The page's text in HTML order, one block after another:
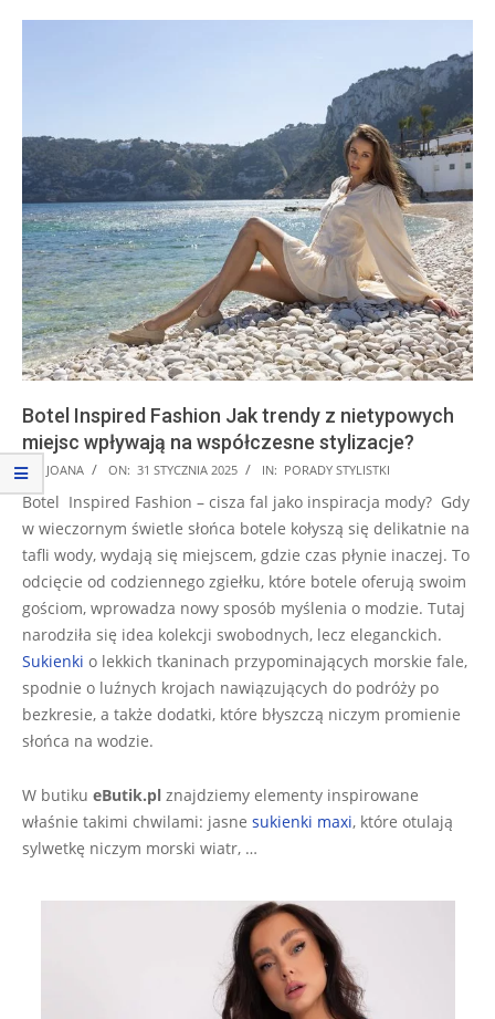
Botel Inspired Fashion Jak trendy z nietypowych
miejsc wpływają na współczesne stylizacje?
2025-
01-
31
BY: JOANA ON: 31 STYCZNIA 2025 IN: PORADY STYLISTKI
Botel Inspired Fashion – cisza fal jako inspiracja mody? Gdy
w wieczornym świetle słońca botele kołyszą się delikatnie na
tafli wody, wydają się miejscem, gdzie czas płynie inaczej. To
odcięcie od codziennego zgiełku, które botele oferują swoim
gościom, wprowadza nowy sposób myślenia o modzie. Tutaj
narodziła się idea kolekcji swobodnych, lecz eleganckich.
Sukienki o lekkich tkaninach przypominających morskie fale,
spodnie o luźnych krojach nawiązujących do podróży po
bezkresie, a także dodatki, które błyszczą niczym promienie
słońca na wodzie.
W butiku eButik.pl znajdziemy elementy inspirowane
właśnie takimi chwilami: jasne sukienki maxi, które otulają
sylwetkę niczym morski wiatr, …